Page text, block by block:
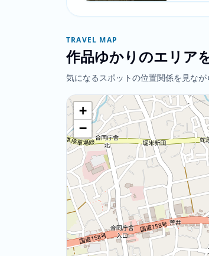
TRAVEL MAP
作品ゆかりのエリア
気になるスポットの位置関係を見な
+
−